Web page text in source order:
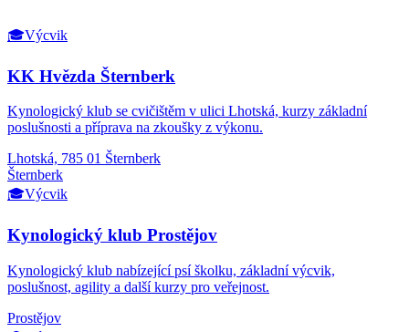
🎓Výcvik
KK Hvězda Šternberk
Kynologický klub se cvičištěm v ulici Lhotská, kurzy základní
poslušnosti a příprava na zkoušky z výkonu.
Lhotská, 785 01 Šternberk
Šternberk
🎓Výcvik
Kynologický klub Prostějov
Kynologický klub nabízející psí školku, základní výcvik,
poslušnost, agility a další kurzy pro veřejnost.
Prostějov